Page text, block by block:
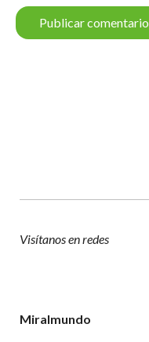
Publicar comentario
Visítanos en redes
Miralmundo